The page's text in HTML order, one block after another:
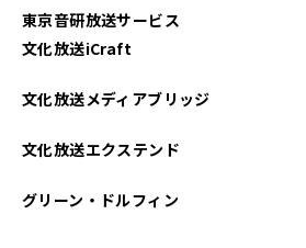
東京音研放送サービス
文化放送iCraft
文化放送メディアブリッジ
文化放送エクステンド
グリーン・ドルフィン